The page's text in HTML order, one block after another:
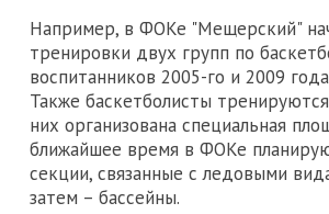
Например, в ФОКе "Мещерский"
тренировки двух групп по
воспитанников 2005-го и 2009
Также баскетболисты
них организована специальная
ближайшее время в ФОКе
секции, связанные с ледовыми
затем – бассейны.